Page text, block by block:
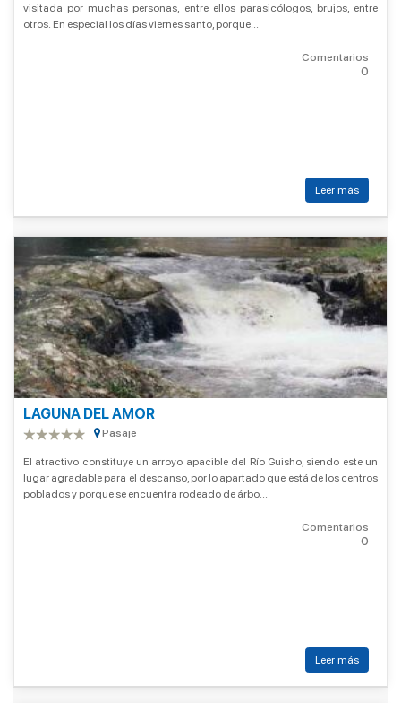
visitada por muchas personas, entre ellos parasicólogos, brujos, entre
otros. En especial los días viernes santo, porque...
Comentarios
0
Leer más
LAGUNA DEL AMOR
Pasaje
El atractivo constituye un arroyo apacible del Río Guisho, siendo este un
lugar agradable para el descanso, por lo apartado que está de los centros
poblados y porque se encuentra rodeado de árbo...
Comentarios
0
Leer más